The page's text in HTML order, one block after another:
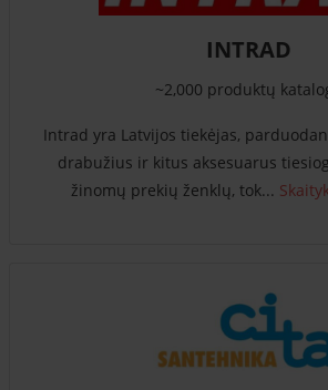
INTRAD
~2,000 produktų
Intrad yra Latvijos tiekėjas,
drabužius ir kitus aksesuarus
žinomų prekių ženklų, tok...